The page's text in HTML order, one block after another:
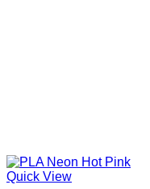
Quick View